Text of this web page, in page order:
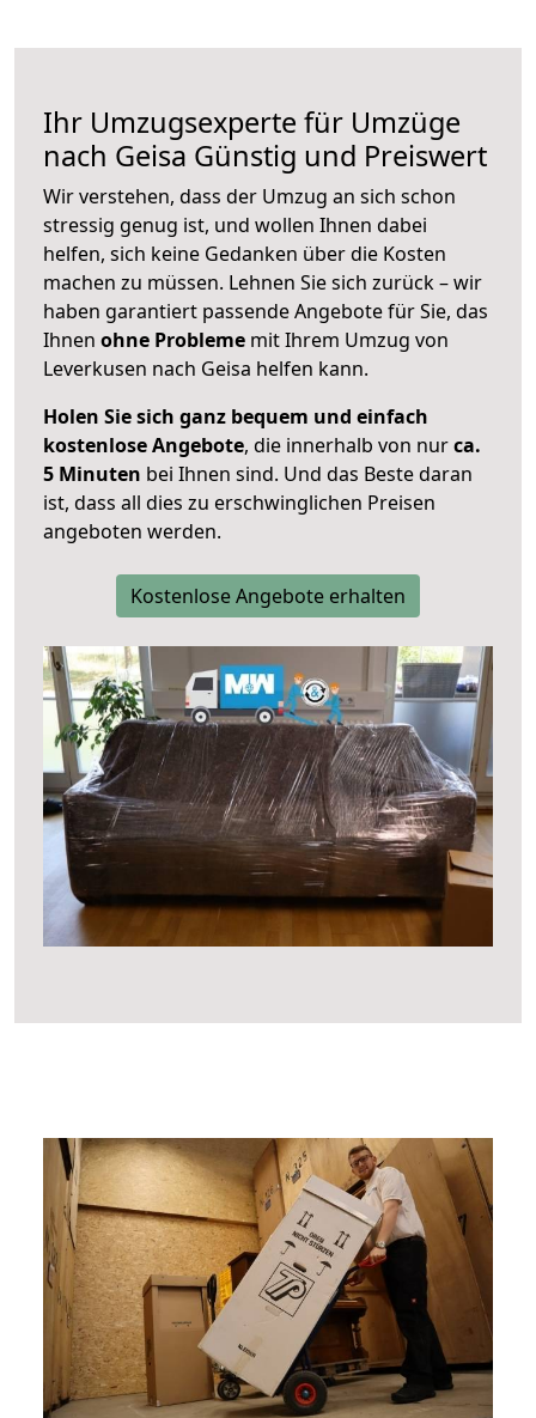
Ihr Umzugsexperte für Umzüge
nach Geisa Günstig und Preiswert
Wir verstehen, dass der Umzug an sich schon
stressig genug ist, und wollen Ihnen dabei
helfen, sich keine Gedanken über die Kosten
machen zu müssen. Lehnen Sie sich zurück – wir
haben garantiert passende Angebote für Sie, das
Ihnen ohne Probleme mit Ihrem Umzug von
Leverkusen nach Geisa helfen kann.
Holen Sie sich ganz bequem und einfach
kostenlose Angebote, die innerhalb von nurca.
5 Minuten bei Ihnen sind. Und das Beste daran
ist, dass all dies zu erschwinglichen Preisen
angeboten werden.
Kostenlose Angebote erhalten